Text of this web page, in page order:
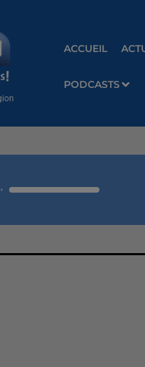
ACCUEIL
PODCASTS